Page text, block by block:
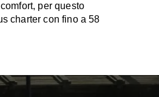
per questo
charter con fino a 58